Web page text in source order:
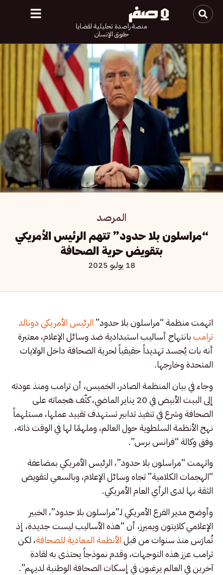
منصة راصدة تحليلية لقضايا
حقوق الإنسان
المرصد
“مراسلون بلا حدود” تتهم الرئيس الأمريكي
بتقويض حرية الصحافة
18 يوليو 2025
اتهمت منظمة “مراسلون بلا حدود”الرئيس الأمريكي دونالد
ترامببانتهاج أساليب استبدادية ضد وسائل الإعلام، معتبرة
أنه بات يُجسد تهديداً حقيقياً لحرية الصحافة داخل الولايات
المتحدة وخارجها.
وجاء في بيان المنظمة الصادر، الخميس، أن ترامب ومنذ عودته
إلى البيت الأبيض في 20 يناير الماضي، كثّف هجماته على
الصحافة وشرع في تنفيذ تدابير تستهدف تقييد عملها، مستلهماً
نهج الأنظمة السلطوية حول العالم، وملهمًا لها في الوقت ذاته،
وفق وكالة “فرانس برس”.
واتهمت “مراسلون بلا حدود”، الرئيس الأمريكي بمضاعفة
“الهجمات الكلامية” تجاه وسائل الإعلام، وبالسعي لتقويض
الثقة بها لدى الرأي العام الأمريكي.
وأوضح مدير الفرع الأمريكي لـ”مراسلون بلا حدود”، الخبير
الإعلامي كلايتون ويميرز، أن “هذه الأساليب ليست جديدة، إذ
تُمارَس منذ سنوات من قبلالأنظمة المعادية للصحافة، لكن
ترامب عزز هذه التوجهات، وقدم نموذجاً يحتذى به لقادة
آخرين في العالم يرغبون في إسكات الصحافة الوطنية لديهم”.